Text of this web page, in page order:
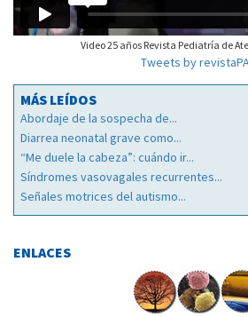
Video 25 años Revista Pediatría de
Tweets by
MÁS LEÍDOS
Abordaje de la sospecha de...
Diarrea neonatal grave como...
“Me duele la cabeza”: cuándo ir...
Síndromes vasovagales recurrentes...
Señales motrices del autismo...
ENLACES